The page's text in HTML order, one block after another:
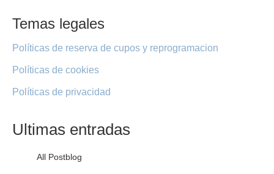
Temas legales
Políticas de reserva de cupos y reprogramacion
Políticas de cookies
Políticas de privacidad
Ultimas entradas
All Postblog